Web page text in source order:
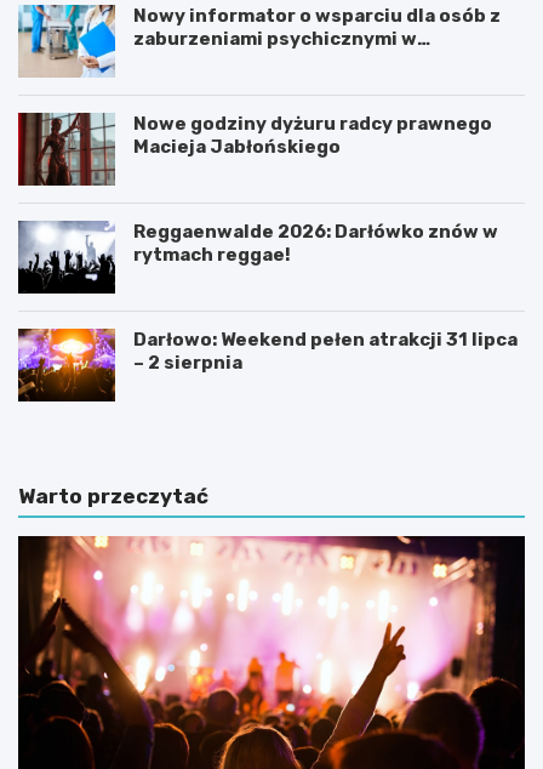
Nowy informator o wsparciu dla osób z
zaburzeniami psychicznymi w
Nowe godziny dyżuru radcy prawnego
Macieja Jabłońskiego
Reggaenwalde 2026: Darłówko znów w
rytmach reggae!
Darłowo: Weekend pełen atrakcji 31 lipca
– 2 sierpnia
Warto przeczytać